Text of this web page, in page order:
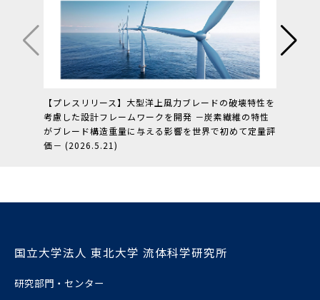
【プレスリリース】大型洋上風力ブレードの破壊特性を
考慮した設計フレームワークを開発 －炭素繊維の特性
がブレード構造重量に与える影響を世界で初めて定量評
価－ (2026.5.21)
国立大学法人 東北大学 流体科学研究所
研究部門・センター